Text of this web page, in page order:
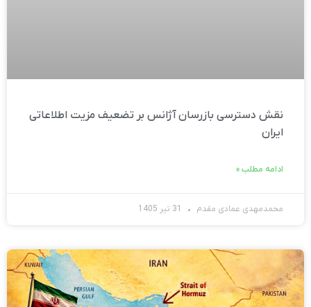
نقش دسترسی بازرسان آژانس بر تضعیف مزیت اطلاعاتی
ایران
ادامه مطلب »
محمدمهدی عمادی مقدم